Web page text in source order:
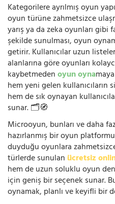
Kategorilere ayrılmış oyun
oyun türüne zahmetsizce
yarış ya da zeka oyunları
şekilde sunulması, oyun
getirir. Kullanıcılar uzun
alanlarına göre oyunları
kaybetmedenoyun oyna
hem yeni gelen kullanıcıların
hem de sık oynayan
sunar. 🗂️🧭
Microoyun, bunları ve daha
hazırlanmış bir oyun
duyduğu oyunlara
türlerde sunulan ücretsiz
hem de uzun soluklu oyun
için geniş bir seçenek sunar.
oynamak, planlı ve keyifli bir